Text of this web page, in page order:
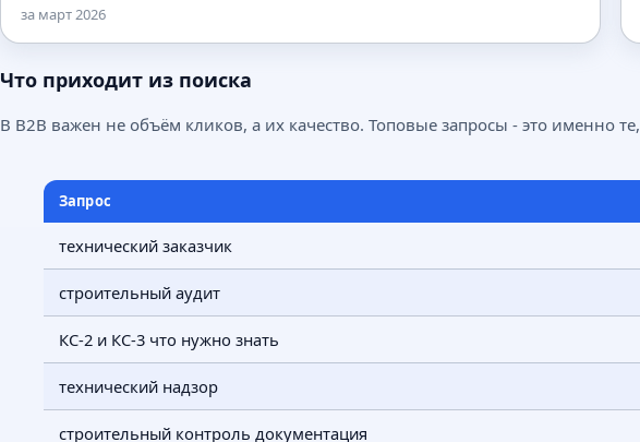
за март 2026
Что приходит из поиска
В B2B важен не объём кликов, а их качество. Топовые запросы - это именно
Запрос
технический заказчик
строительный аудит
КС-2 и КС-3 что нужно знать
технический надзор
строительный контроль документация